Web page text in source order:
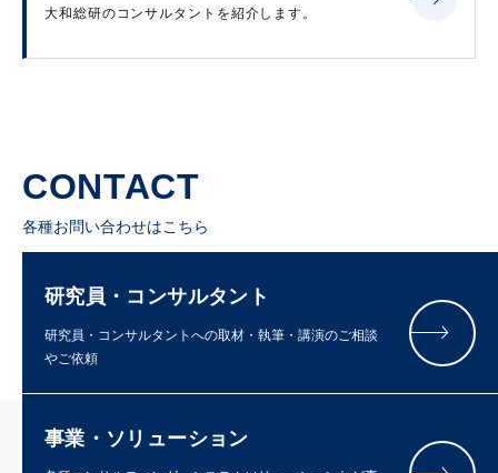
大和総研のコンサルタントを紹介します。
CONTACT
各種お問い合わせはこちら
研究員・コンサルタント
研究員・コンサルタントへの取材・執筆・講演のご相談
やご依頼
事業・ソリューション